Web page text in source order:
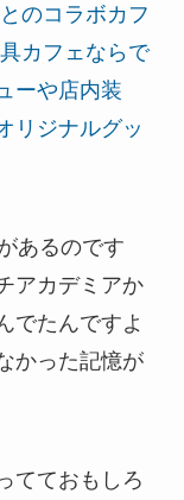
のコラボカフ
カフェならで
ーや店内装
リジナルグッ
あるのです
アカデミアか
でたんですよ
かった記憶が
てておもしろ